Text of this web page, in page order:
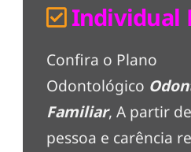
Individual
Confira o Plano
Odontológico
Familiar, A partir
pessoa e carência